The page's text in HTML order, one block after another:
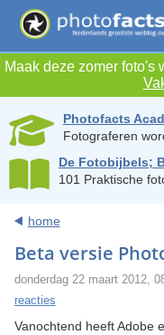
Maak deze zomer foto's
Photofacts
Fotograferen
De Fotobijbels;
101 Praktische
home
Beta versie
donderdag 22 maart 2012,
reacties
Vanochtend heeft Adobe